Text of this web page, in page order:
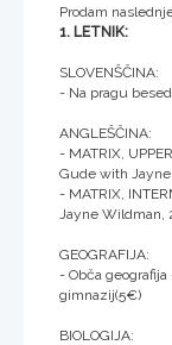
Prodam
1. LETNIK:
SLOVENŠČINA:
- Na pragu
ANGLEŠČINA:
- MATRIX,
Gude with
- MATRIX,
Jayne
GEOGRAFIJA:
- Obča
gimnazij(5€)
BIOLOGIJA: